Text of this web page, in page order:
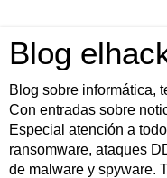
Blog
Blog sobre informática,
Con entradas sobre
Especial atención a
ransomware, ataques
de malware y spyware.